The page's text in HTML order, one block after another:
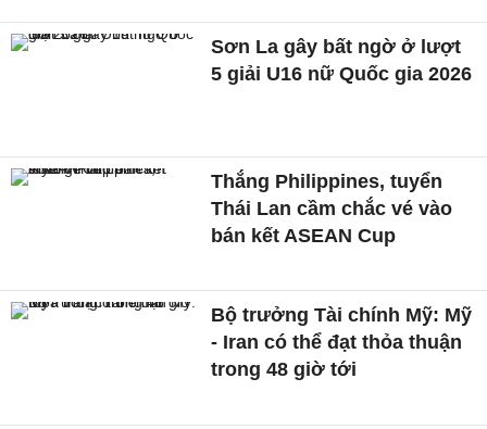
Sơn La gây bất ngờ ở lượt
5 giải U16 nữ Quốc gia 2026
Thắng Philippines, tuyển
Thái Lan cầm chắc vé vào
bán kết ASEAN Cup
Bộ trưởng Tài chính Mỹ: Mỹ
- Iran có thể đạt thỏa thuận
trong 48 giờ tới